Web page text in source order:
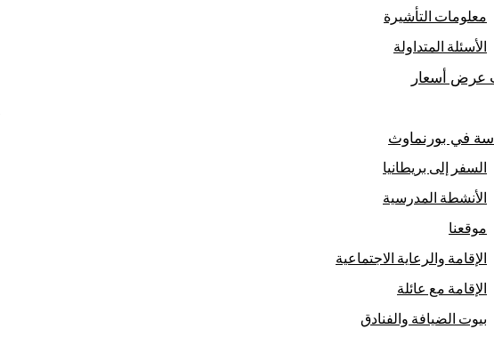
معلومات التأشيرة
الأسئلة المتداولة
أسعار
في بورنماوث
السفر إلى بريطانيا
الأنشطة المدرسية
موقعنا
الإقامة والرعاية الاجتماعية
الإقامة مع عائلة
بيوت الضيافة والفنادق